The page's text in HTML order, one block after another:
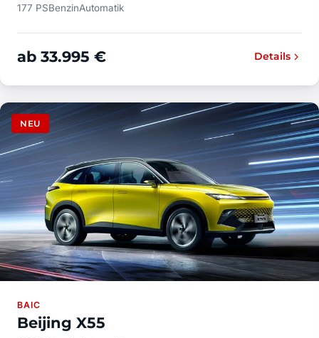
177 PSBenzinAutomatik
ab 33.995 € Details
NEU
BAIC
Beijing X55